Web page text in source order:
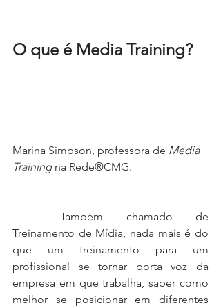
O que é Media Training?
Marina Simpson, professora de Media
Training na Rede®️CMG.
	Também chamado de
Treinamento de Mídia, nada mais é do
que um treinamento para um
profissional se tornar porta voz da
empresa em que trabalha, saber como
melhor se posicionar em diferentes